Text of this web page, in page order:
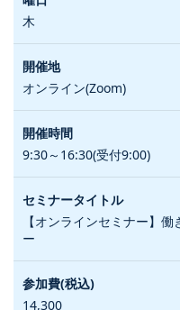
木
オンライン(Zoom)
9:30～16:30(受付9:00)
【オンラインセミナー】
ー
14,300